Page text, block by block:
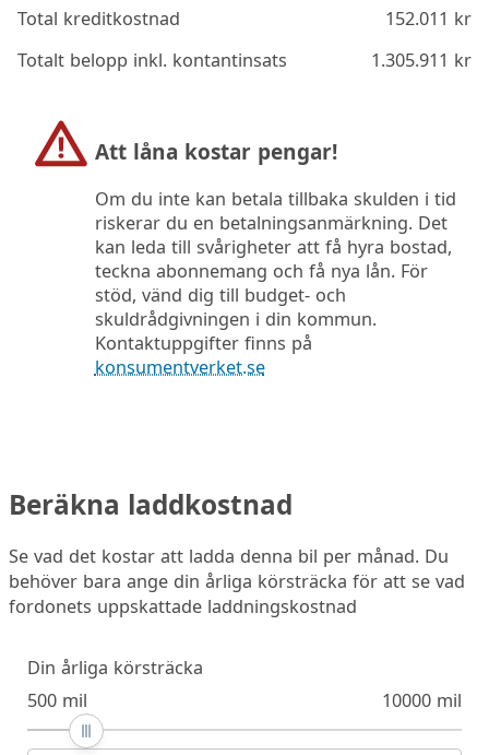
Total kreditkostnad
152.011 kr
Totalt belopp inkl. kontantinsats
1.305.911 kr
Att låna kostar pengar!
Om du inte kan betala tillbaka skulden i tid
riskerar du en betalningsanmärkning. Det
kan leda till svårigheter att få hyra bostad,
teckna abonnemang och få nya lån. För
stöd, vänd dig till budget- och
skuldrådgivningen i din kommun.
Kontaktuppgifter finns på
konsumentverket.se
Beräkna laddkostnad
Se vad det kostar att ladda denna bil per månad. Du
behöver bara ange din årliga körsträcka för att se vad
fordonets uppskattade laddningskostnad
Din årliga körsträcka
500 mil
10000 mil